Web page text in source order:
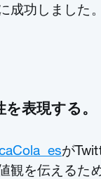
成功しました。
表現する。
が
観を伝えるた